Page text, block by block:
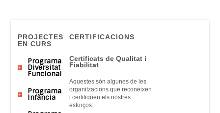
PROJECTES
EN CURS
Programa
Diversitat
Funcional
Programa
Infància
CERTIFICACIONS
Certificats de Qualitat i
Fiabilitat
Aquestes són algunes de les
organitzacions que reconeixen
i certifiquen els nostres
esforços: